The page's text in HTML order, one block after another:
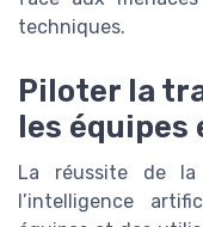
techniques.
Piloter la
les
La réussite de
l’intelligence